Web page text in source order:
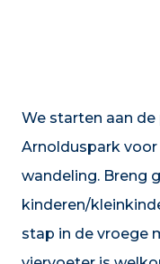
We starten aan
Arnolduspark
wandeling. Breng
kinderen/
stap in de vroege